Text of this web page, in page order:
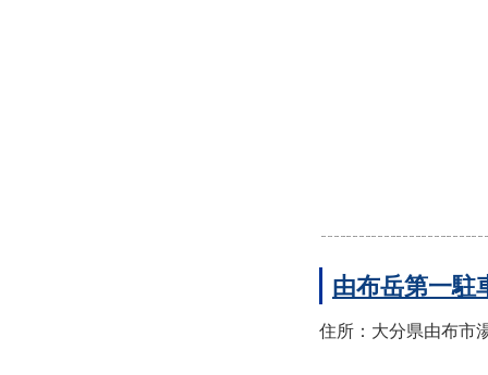
由布岳第一駐
住所：大分県由布市